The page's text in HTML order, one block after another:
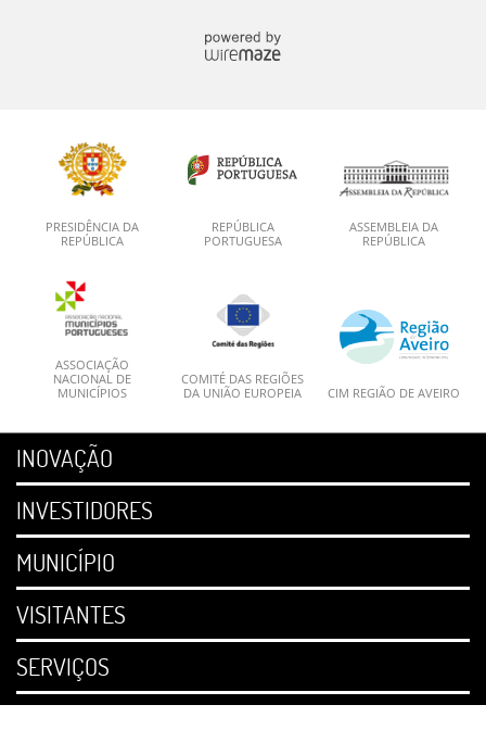
PRESIDÊNCIA DA
REPÚBLICA
REPÚBLICA
PORTUGUESA
ASSEMBLEIA DA
REPÚBLICA
ASSOCIAÇÃO
NACIONAL DE
MUNICÍPIOS
COMITÉ DAS REGIÕES
DA UNIÃO EUROPEIA
CIM REGIÃO DE AVEIRO
INOVAÇÃO
INVESTIDORES
MUNICÍPIO
VISITANTES
SERVIÇOS